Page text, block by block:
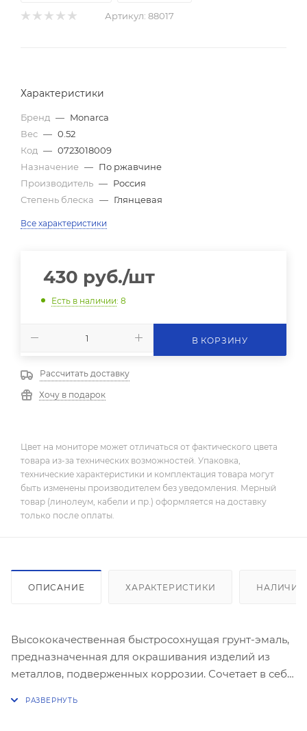
Артикул: 88017
Характеристики
Бренд — Monarca
Вес — 0.52
Код — 0723018009
Назначение — По ржавчине
Производитель — Россия
Степень блеска — Глянцевая
Все характеристики
430 руб./шт
Есть в наличии: 8
В КОРЗИНУ
Рассчитать доставку
Хочу в подарок
Цвет на мониторе может отличаться от фактического цвета
товара из-за технических возможностей. Упаковка,
технические характеристики и комплектация товара могут
быть изменены производителем без уведомления. Мерный
товар (линолеум, кабели и пр.) оформляется на доставку
только после оплаты.
ОПИСАНИЕ ХАРАКТЕРИСТИКИ НАЛИЧИЕ
Высококачественная быстросохнущая грунт-эмаль,
предназначенная для окрашивания изделий из
металлов, подверженных коррозии. Сочетает в себе